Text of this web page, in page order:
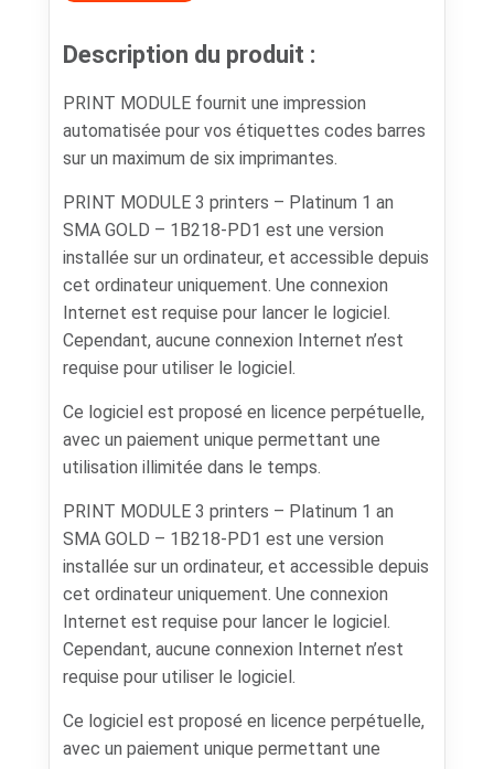
Description du produit :
PRINT MODULE fournit une impression
automatisée pour vos étiquettes codes barres
sur un maximum de six imprimantes.
PRINT MODULE 3 printers – Platinum 1 an
SMA GOLD – 1B218-PD1 est une version
installée sur un ordinateur, et accessible depuis
cet ordinateur uniquement. Une connexion
Internet est requise pour lancer le logiciel.
Cependant, aucune connexion Internet n’est
requise pour utiliser le logiciel.
Ce logiciel est proposé en licence perpétuelle,
avec un paiement unique permettant une
utilisation illimitée dans le temps.
PRINT MODULE 3 printers – Platinum 1 an
SMA GOLD – 1B218-PD1 est une version
installée sur un ordinateur, et accessible depuis
cet ordinateur uniquement. Une connexion
Internet est requise pour lancer le logiciel.
Cependant, aucune connexion Internet n’est
requise pour utiliser le logiciel.
Ce logiciel est proposé en licence perpétuelle,
avec un paiement unique permettant une